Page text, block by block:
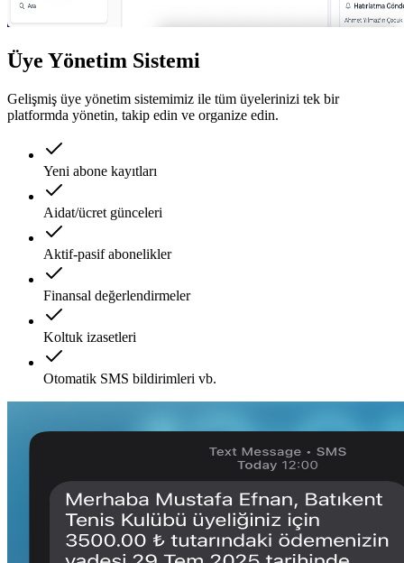
Üye Yönetim Sistemi
Gelişmiş üye yönetim sistemimiz ile tüm üyelerinizi tek bir
platformda yönetin, takip edin ve organize edin.
Yeni abone kayıtları
Aidat/ücret günceleri
Aktif-pasif abonelikler
Finansal değerlendirmeler
Koltuk izasetleri
Otomatik SMS bildirimleri vb.